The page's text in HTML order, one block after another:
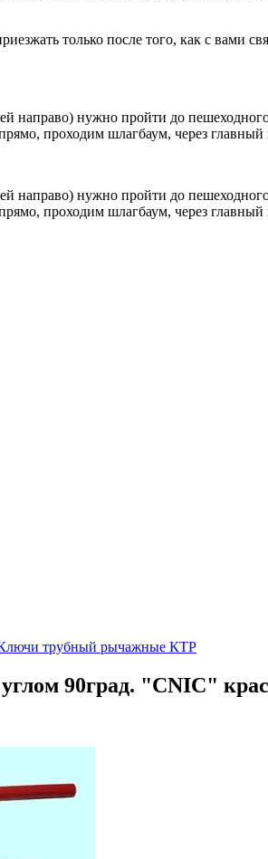
только после того, как с вами
направо) нужно пройти до
проходим шлагбаум, через
направо) нужно пройти до
проходим шлагбаум, через
трубный рычажные КТР
90град. "CNIC"